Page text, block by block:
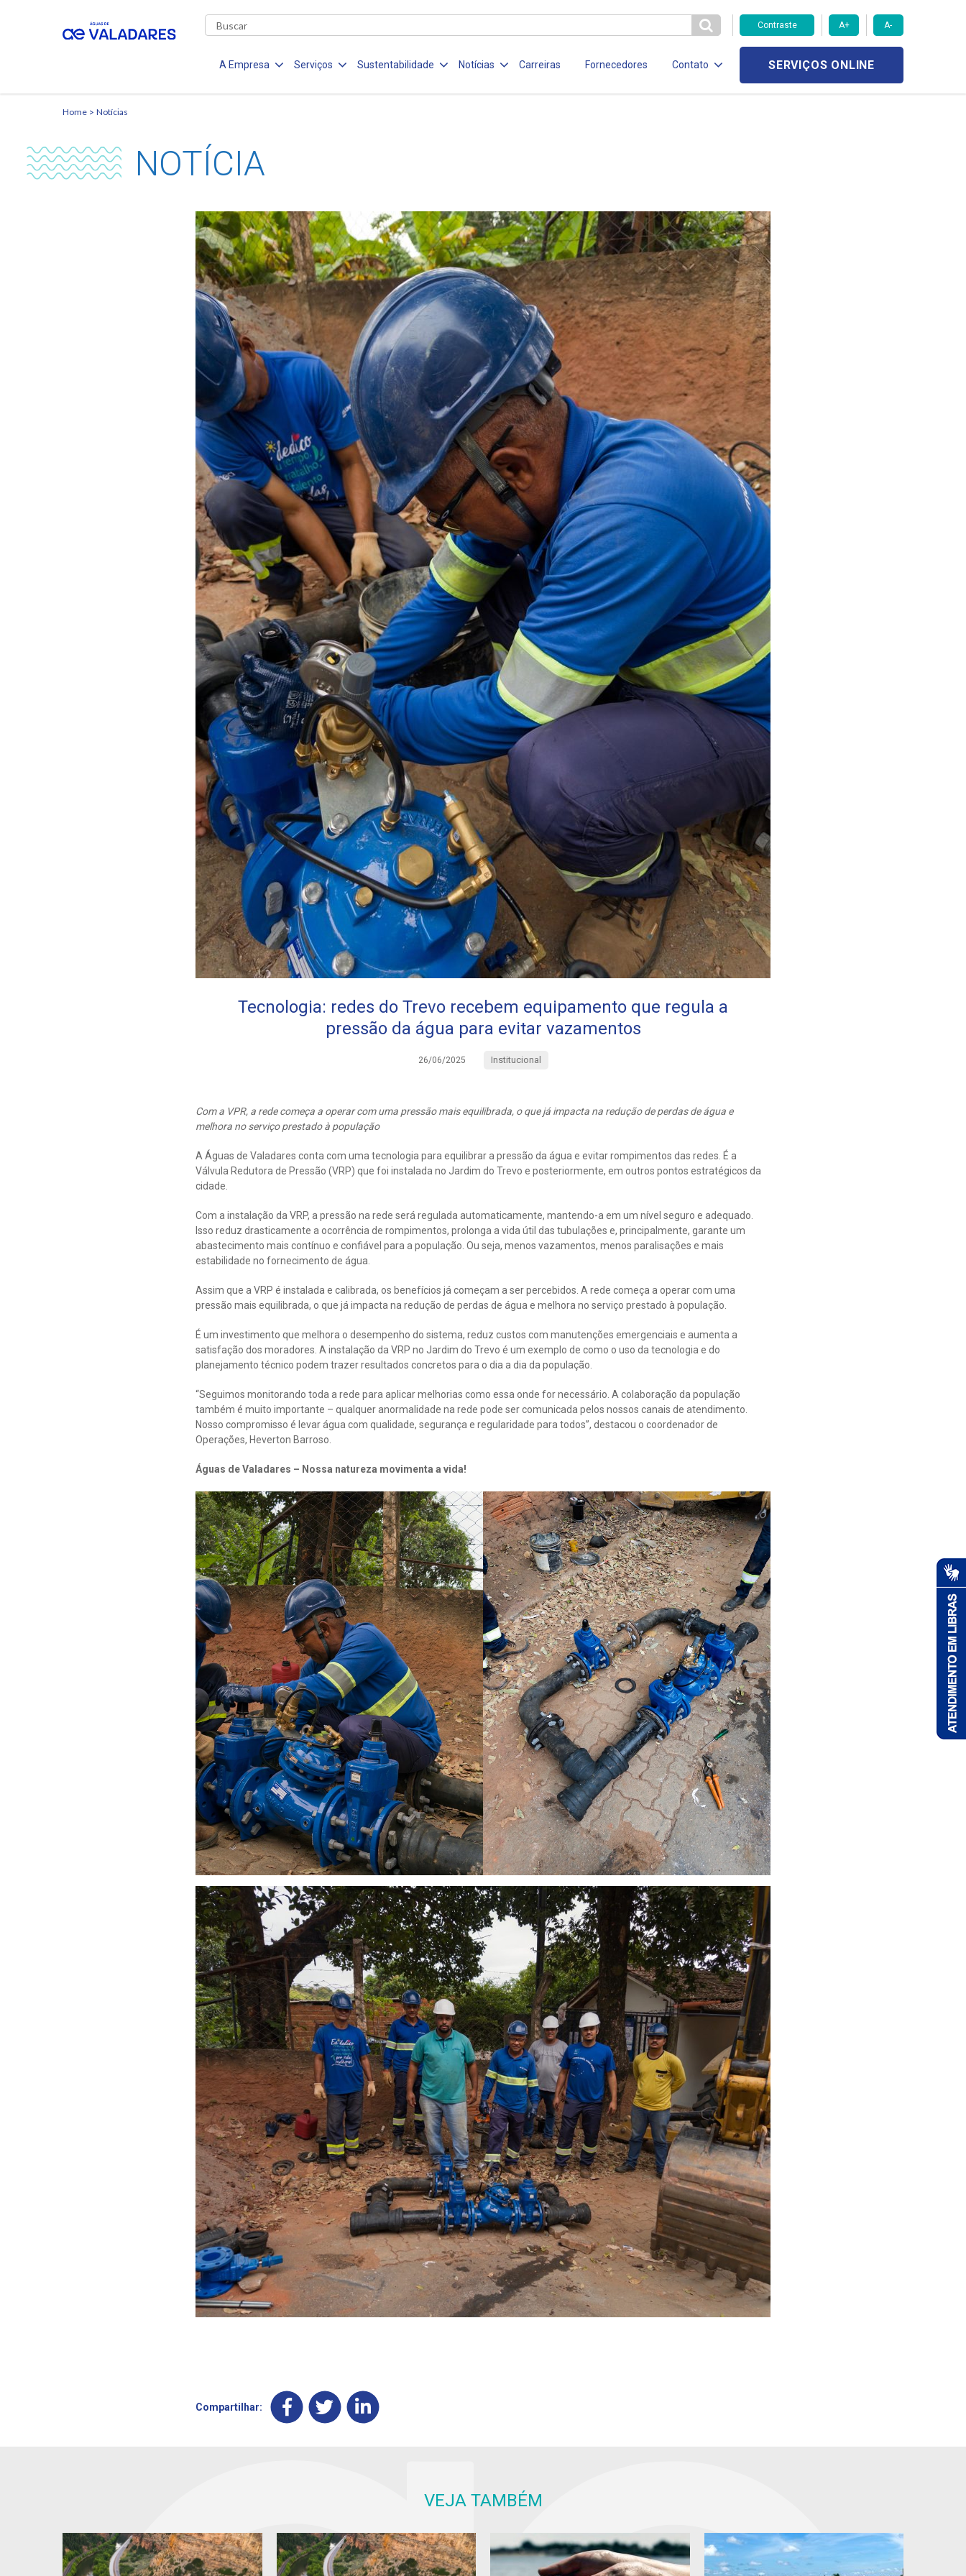
Contraste A+ A-
A Empresa Serviços Sustentabilidade Notícias Carreiras Fornecedores Contato SERVIÇOS ONLINE
Home Notícias
NOTÍCIA
Tecnologia: redes do Trevo recebem equipamento que regula a
pressão da água para evitar vazamentos
26/06/2025 Institucional
Com a VPR, a rede começa a operar com uma pressão mais equilibrada, o que já impacta na redução de perdas de água e
melhora no serviço prestado à população
A Águas de Valadares conta com uma tecnologia para equilibrar a pressão da água e evitar rompimentos das redes. É a
Válvula Redutora de Pressão (VRP) que foi instalada no Jardim do Trevo e posteriormente, em outros pontos estratégicos da
cidade.
Com a instalação da VRP, a pressão na rede será regulada automaticamente, mantendo-a em um nível seguro e adequado.
Isso reduz drasticamente a ocorrência de rompimentos, prolonga a vida útil das tubulações e, principalmente, garante um
abastecimento mais contínuo e confiável para a população. Ou seja, menos vazamentos, menos paralisações e mais
estabilidade no fornecimento de água.
Assim que a VRP é instalada e calibrada, os benefícios já começam a ser percebidos. A rede começa a operar com uma
pressão mais equilibrada, o que já impacta na redução de perdas de água e melhora no serviço prestado à população.
É um investimento que melhora o desempenho do sistema, reduz custos com manutenções emergenciais e aumenta a
satisfação dos moradores. A instalação da VRP no Jardim do Trevo é um exemplo de como o uso da tecnologia e do
planejamento técnico podem trazer resultados concretos para o dia a dia da população.
“Seguimos monitorando toda a rede para aplicar melhorias como essa onde for necessário. A colaboração da população
também é muito importante – qualquer anormalidade na rede pode ser comunicada pelos nossos canais de atendimento.
Nosso compromisso é levar água com qualidade, segurança e regularidade para todos”, destacou o coordenador de
Operações, Heverton Barroso.
Águas de Valadares – Nossa natureza movimenta a vida!
Compartilhar:
VEJA TAMBÉM